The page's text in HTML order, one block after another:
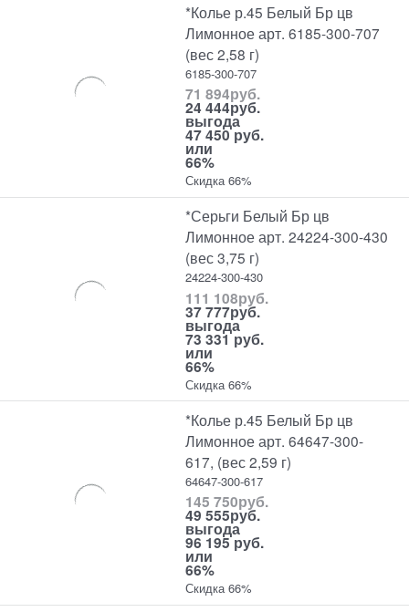
*Колье р.45 Белый Бр цв
Лимонное арт. 6185-300-707
(вес 2,58 г)
6185-300-707
71 894руб.
24 444руб.
выгода
47 450 руб.
или
66%
Скидка 66%
*Серьги Белый Бр цв
Лимонное арт. 24224-300-430
(вес 3,75 г)
24224-300-430
111 108руб.
37 777руб.
выгода
73 331 руб.
или
66%
Скидка 66%
*Колье р.45 Белый Бр цв
Лимонное арт. 64647-300-
617, (вес 2,59 г)
64647-300-617
145 750руб.
49 555руб.
выгода
96 195 руб.
или
66%
Скидка 66%